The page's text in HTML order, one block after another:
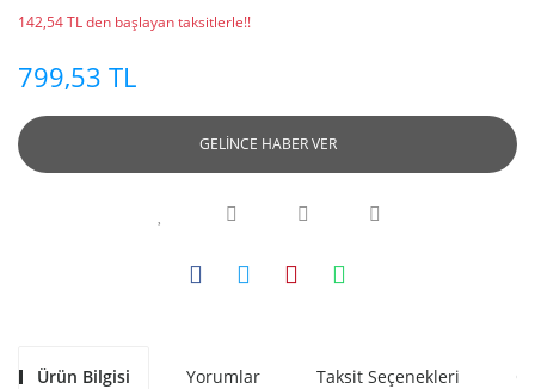
142,54 TL den başlayan taksitlerle!!
799,53 TL
GELİNCE HABER VER
Ürün Bilgisi Yorumlar Taksit Seçenekleri